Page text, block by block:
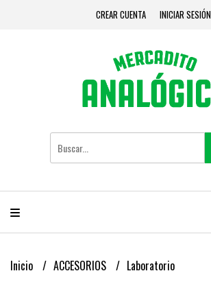
CREAR CUENTA INICIAR SESIÓN
Inicio ACCESORIOS Laboratorio